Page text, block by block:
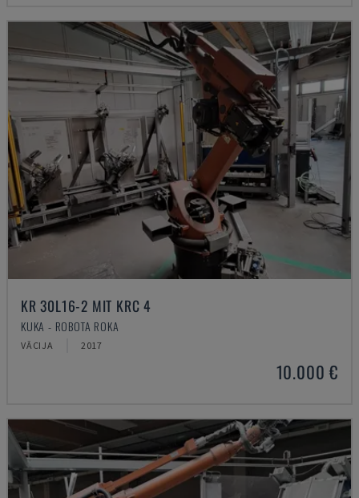
KR 30L16-2 MIT KRC 4
KUKA - ROBOTA ROKA
VĀCIJA 2017
10.000 €